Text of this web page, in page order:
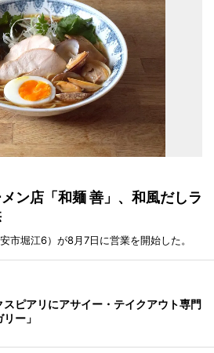
ン店「和麺 善」、和風だしラ
市堀江6）が8月7日に営業を開始した。
スピアリにアサイー・テイクアウト専門
ー」